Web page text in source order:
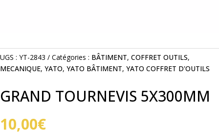
UGS : YT-2843 Catégories : BÂTIMENT, COFFRET OUTILS,
MECANIQUE, YATO, YATO BÂTIMENT, YATO COFFRET D'OUTILS
GRAND TOURNEVIS 5X300MM
10,00€